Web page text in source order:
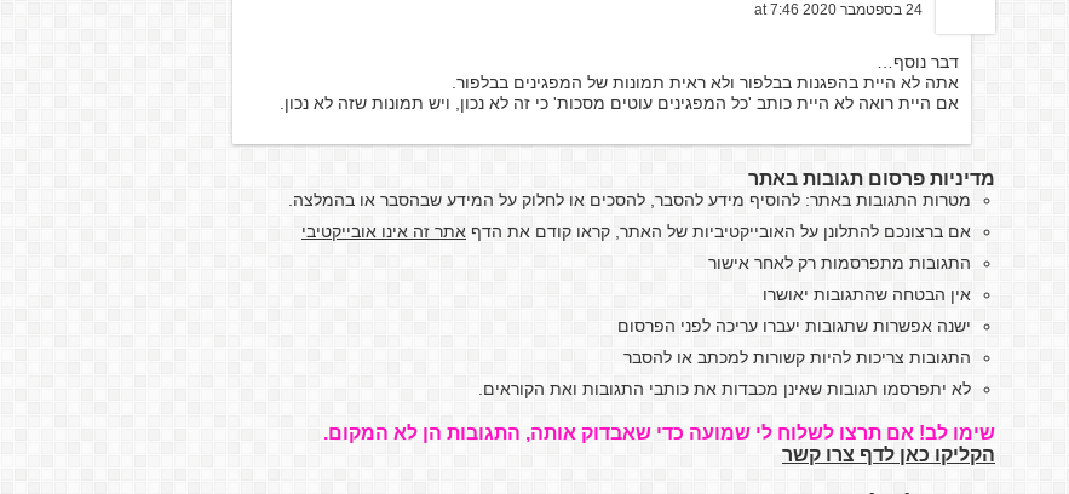
24 בספטמבר 2020 at 7:46
דבר נוסף…
אתה לא היית בהפגנות בבלפור ולא ראית תמונות של המפגינים בבלפור.
אם היית רואה לא היית כותב 'כל המפגינים עוטים מסכות' כי זה לא נכון, ויש תמונות שזה לא נכון.
מדיניות פרסום תגובות באתר
מטרות התגובות באתר: להוסיף מידע להסבר, להסכים או לחלוק על המידע שבהסבר או בהמלצה.
אם ברצונכם להתלונן על האובייקטיביות של האתר, קראו קודם את הדף אתר זה אינו אובייקטיבי
התגובות מתפרסמות רק לאחר אישור
אין הבטחה שהתגובות יאושרו
ישנה אפשרות שתגובות יעברו עריכה לפני הפרסום
התגובות צריכות להיות קשורות למכתב או להסבר
לא יתפרסמו תגובות שאינן מכבדות את כותבי התגובות ואת הקוראים.
שימו לב! אם תרצו לשלוח לי שמועה כדי שאבדוק אותה, התגובות הן לא המקום.
הקליקו כאן לדף צרו קשר